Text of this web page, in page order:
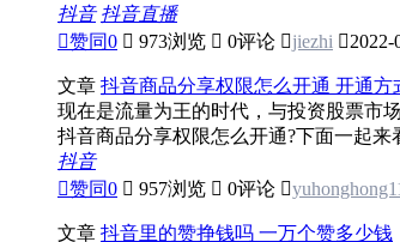
抖音 抖音直播
赞同0  973浏览  0评论 jiezhi 2022-
文章 抖音商品分享权限怎么开通 开通方
现在是流量为王的时代，与投资股票市
抖音商品分享权限怎么开通?下面一起
抖音
赞同0  957浏览  0评论 
文章 抖音里的赞挣钱吗 一万个赞多少钱